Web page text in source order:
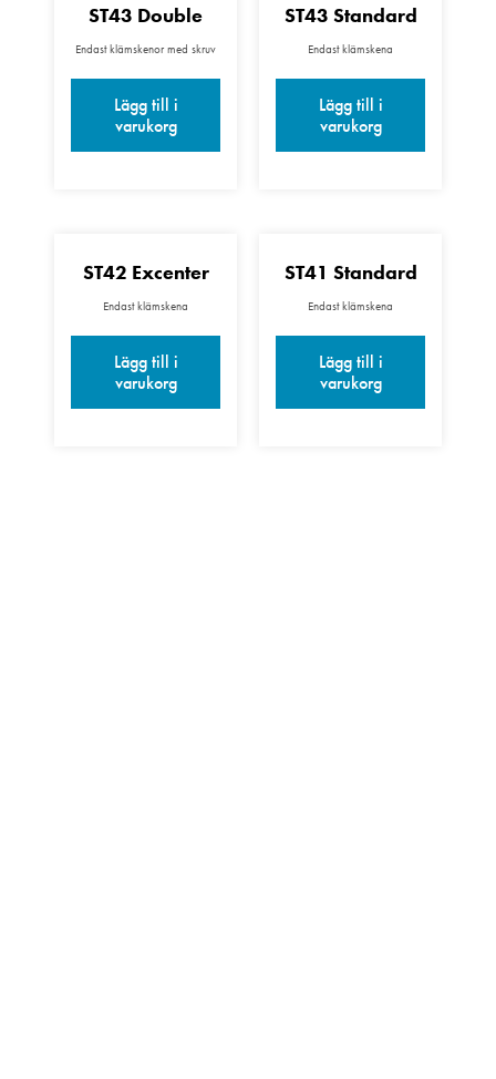
ST43 Double
Endast klämskenor med skruv
Lägg till i
varukorg
ST43 Standard
Endast klämskena
Lägg till i
varukorg
ST42 Excenter
Endast klämskena
Lägg till i
varukorg
ST41 Standard
Endast klämskena
Lägg till i
varukorg